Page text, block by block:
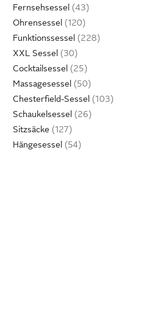
Fernsehsessel
Ohrensessel
Funktionssessel
XXL Sessel
Cocktailsessel
Massagesessel
Chesterfield-Sessel
Schaukelsessel
Sitzsäcke
Hängesessel